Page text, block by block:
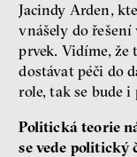
Jacindy Arden,
vnášely do
prvek. Vidíme, že
dostávat péči do
role, tak se bude
Politická teorie
se vede